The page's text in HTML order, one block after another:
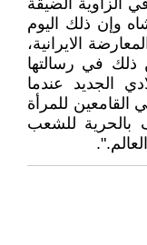
الزاوية الضيقة
وإن ذلك اليوم
الايرانية،
ذلك في رسالتها
الجديد عندما
القامعين للمرأة
بالحرية للشعب